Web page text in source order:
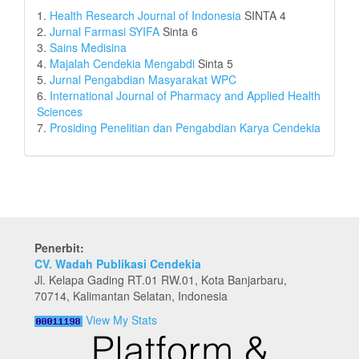
1. Health Research Journal of Indonesia SINTA 4
2. Jurnal Farmasi SYIFA Sinta 6
3. Sains Medisina
4. Majalah Cendekia Mengabdi Sinta 5
5. Jurnal Pengabdian Masyarakat WPC
6. International Journal of Pharmacy and Applied Health
Sciences
7. Prosiding Penelitian dan Pengabdian Karya Cendekia
Penerbit:
CV. Wadah Publikasi Cendekia
Jl. Kelapa Gading RT.01 RW.01, Kota Banjarbaru,
70714, Kalimantan Selatan, Indonesia
View My Stats